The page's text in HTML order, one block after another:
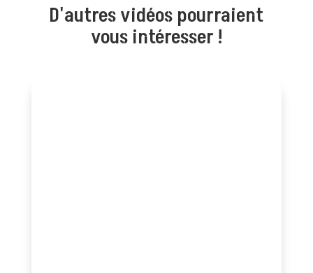
D'autres vidéos pourraient
vous intéresser !